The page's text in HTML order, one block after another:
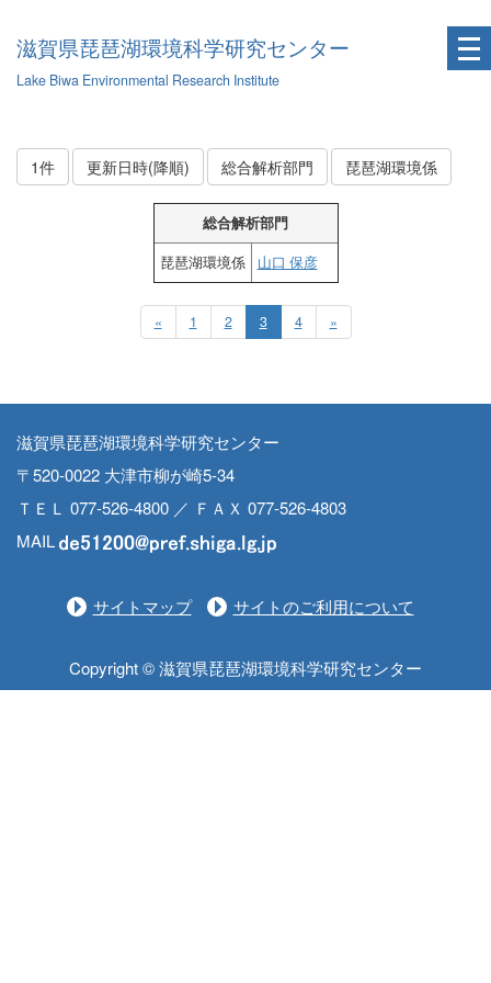
滋賀県琵琶湖環境科学研究センター
Lake Biwa Environmental Research Institute
1件 更新日時(降順) 総合解析部門 琵琶湖環境係
総合解析部門
琵琶湖環境係
山口 保彦
« 1 2 3 4 »
滋賀県琵琶湖環境科学研究センター
〒520-0022 大津市柳が崎5-34
ＴＥＬ 077-526-4800 ／ ＦＡＸ 077-526-4803
MAIL
サイトマップ サイトのご利用について
Copyright © 滋賀県琵琶湖環境科学研究センター